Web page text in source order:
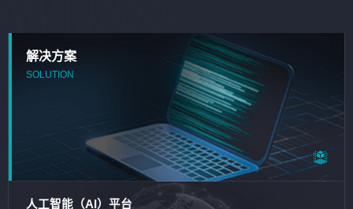
解决方案
SOLUTION
人工智能（AI）平台